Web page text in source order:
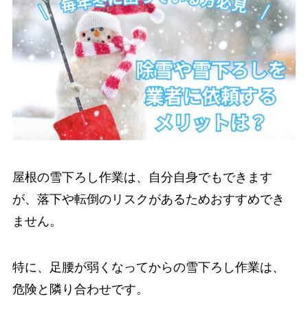
屋根の雪下ろし作業は、自分自身でもできます
が、落下や転倒のリスクがあるためおすすめでき
ません。
特に、足腰が弱くなってからの雪下ろし作業は、
危険と隣り合わせです。